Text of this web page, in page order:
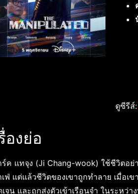
ดูซีรีส์:
องย่อ
ค แทจุง (Ji Chang-wook) ใช้ชีวิตอย่
เฟ่ แต่แล้วชีวิตของเขาถูกทำลาย เมื่อเ
จน และถูกส่งตัวเข้าเรือนจำ ในระหว่